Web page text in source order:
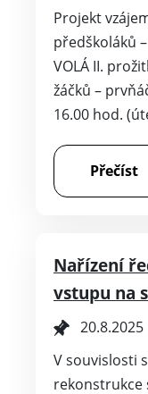
Projekt
předškoláků
VOLÁ II.
žáčků –
16.00 hod.
Přečíst
Nařízení
vstupu na
20.8.2025
V souvislosti
rekonstrukce